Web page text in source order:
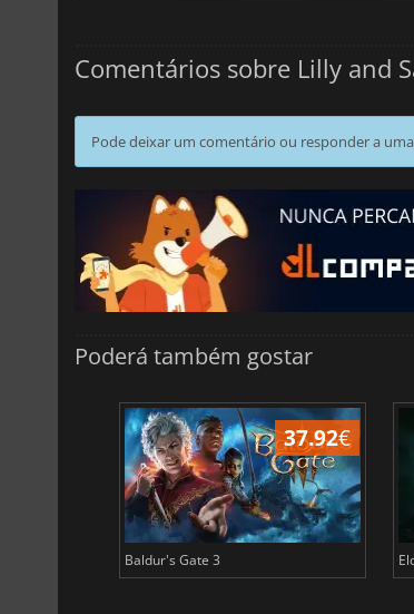
Comentários sobre Lilly and
Pode deixar um comentário ou responder a
Poderá também gostar
37.92€
Baldur's Gate 3